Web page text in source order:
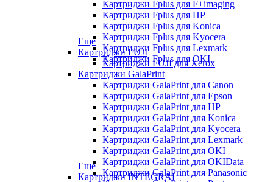
Картриджи Fplus для F+imaging
Картриджи Fplus для HP
Картриджи Fplus для Konica
Картриджи Fplus для Kyocera
Картриджи Fplus для Lexmark
Картриджи Fplus для OKI
Еще
Картриджи FUJI
Картриджи FUJI для Xerox
Картриджи GalaPrint
Картриджи GalaPrint для Canon
Картриджи GalaPrint для Epson
Картриджи GalaPrint для HP
Картриджи GalaPrint для Konica
Картриджи GalaPrint для Kyocera
Картриджи GalaPrint для Lexmark
Картриджи GalaPrint для OKI
Картриджи GalaPrint для OKIData
Картриджи GalaPrint для Panasonic
Еще
Картриджи INTEGRAL